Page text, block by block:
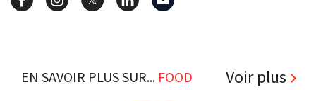
EN SAVOIR PLUS SUR... FOOD Voir plus